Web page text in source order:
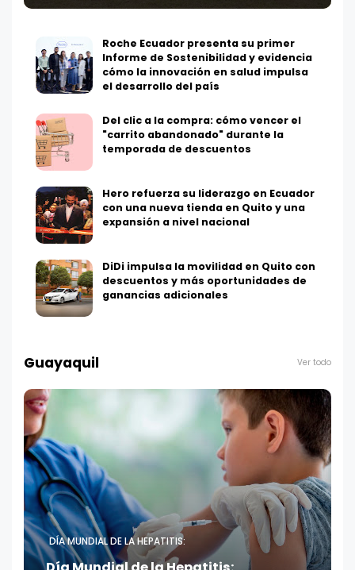
Roche Ecuador presenta su primer
Informe de Sostenibilidad y evidencia
cómo la innovación en salud impulsa
el desarrollo del país
Del clic a la compra: cómo vencer el
"carrito abandonado" durante la
temporada de descuentos
Hero refuerza su liderazgo en Ecuador
con una nueva tienda en Quito y una
expansión a nivel nacional
DiDi impulsa la movilidad en Quito con
descuentos y más oportunidades de
ganancias adicionales
Guayaquil Ver todo
DÍA MUNDIAL DE LA HEPATITIS: